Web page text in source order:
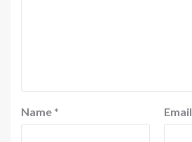
Name * Email